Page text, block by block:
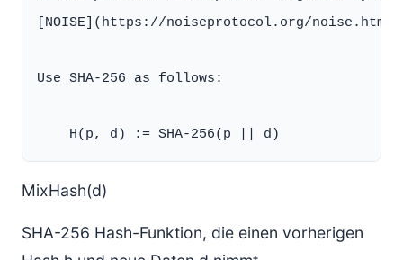
[NOISE](https://noiseprotocol.org/
Use SHA-256 as follows:
MixHash(d)
SHA-256 Hash-Funktion, die einen vorherigen